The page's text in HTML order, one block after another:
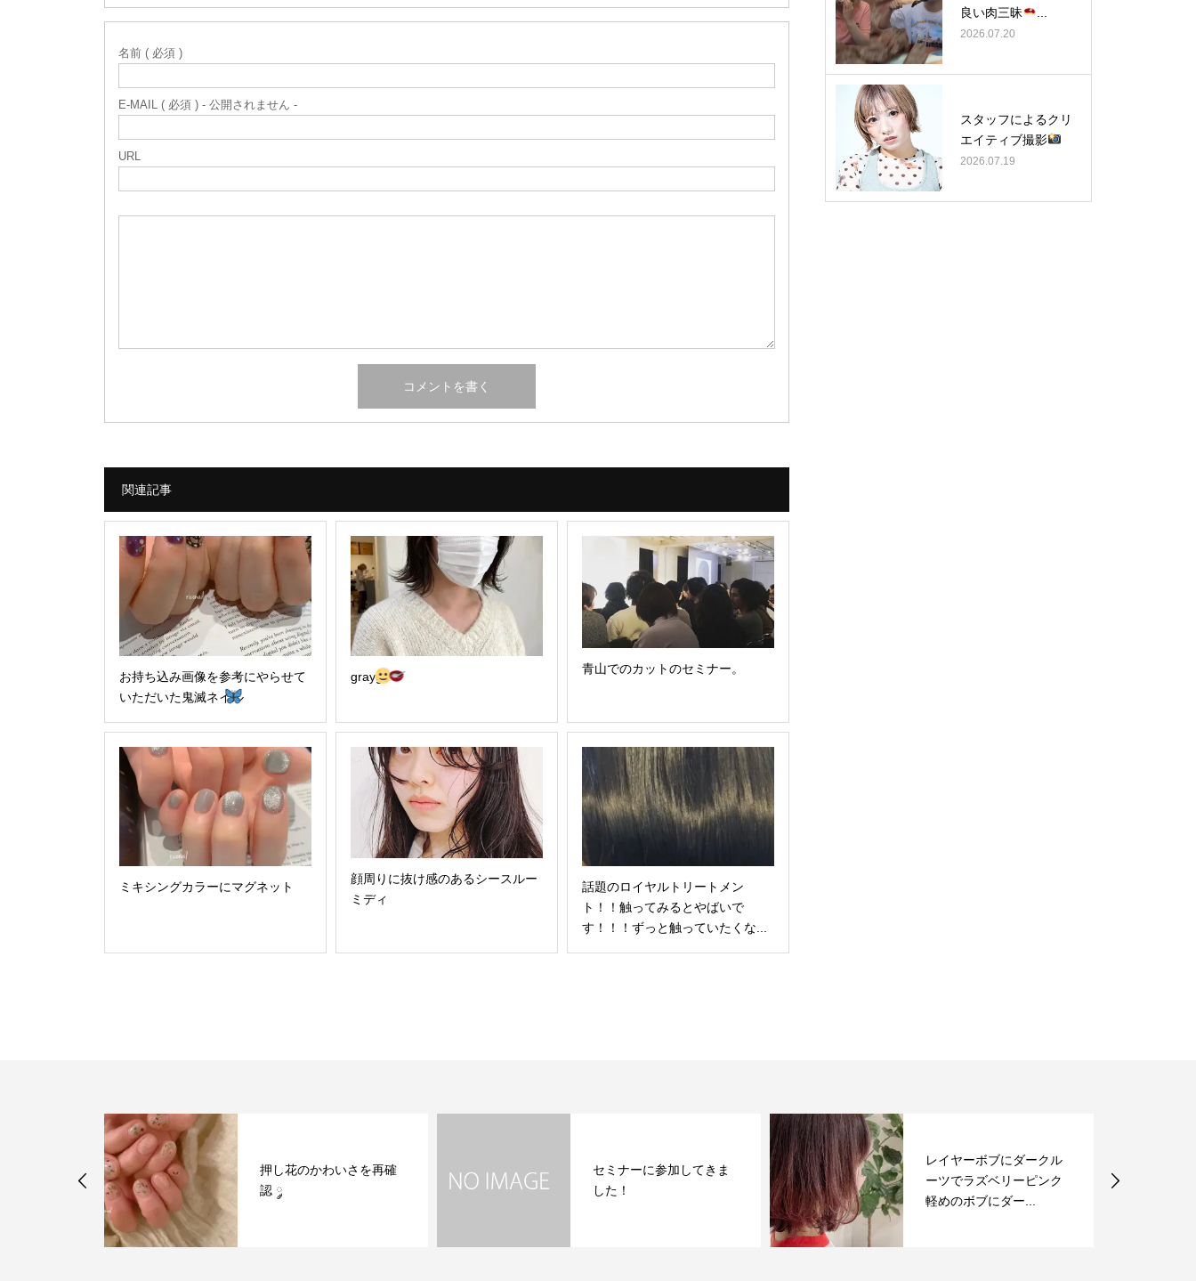
名前 ( 必須 )
E-MAIL ( 必須 ) - 公開されません -
URL
関連記事
お持ち込み画像を参考にやらせて
いただいた鬼滅ネイル
grayge
青山でのカットのセミナー。
ミキシングカラーにマグネット
顔周りに抜け感のあるシースルー
ミディ
話題のロイヤルトリートメン
ト！！触ってみるとやばいで
す！！！ずっと触っていたくな...
良い肉三昧
2026.07.20
スタッフによるクリ
エイティブ撮影
2026.07.19
セミナーに参加してきま
した！
ーツでラズベリーピンク
軽めのボブにダー...
皆様からいただいた素敵
なお花の数々。ドライに
して、さらに素敵...